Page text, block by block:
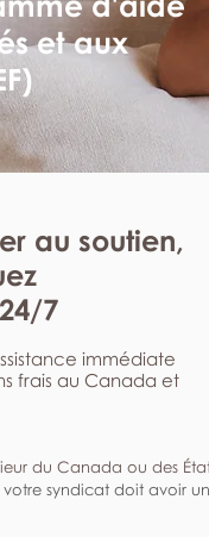
et aux
au soutien,
7
immédiate
frais au Canada et
du Canada ou des
syndicat doit avoir